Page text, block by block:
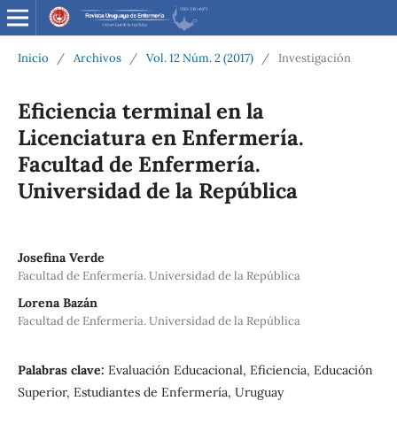
Inicio / Archivos / Vol. 12 Núm. 2 (2017) / Investigación
Eficiencia terminal en la
Licenciatura en Enfermería.
Facultad de Enfermería.
Universidad de la República
Josefina Verde
Facultad de Enfermería. Universidad de la República
Lorena Bazán
Facultad de Enfermería. Universidad de la República
Palabras clave: Evaluación Educacional, Eficiencia, Educación
Superior, Estudiantes de Enfermería, Uruguay